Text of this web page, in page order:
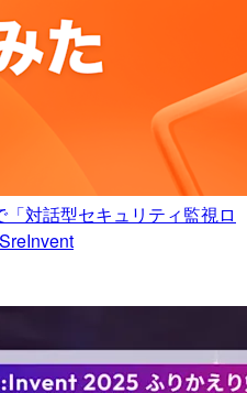
対話型セキュリティ監視ロ